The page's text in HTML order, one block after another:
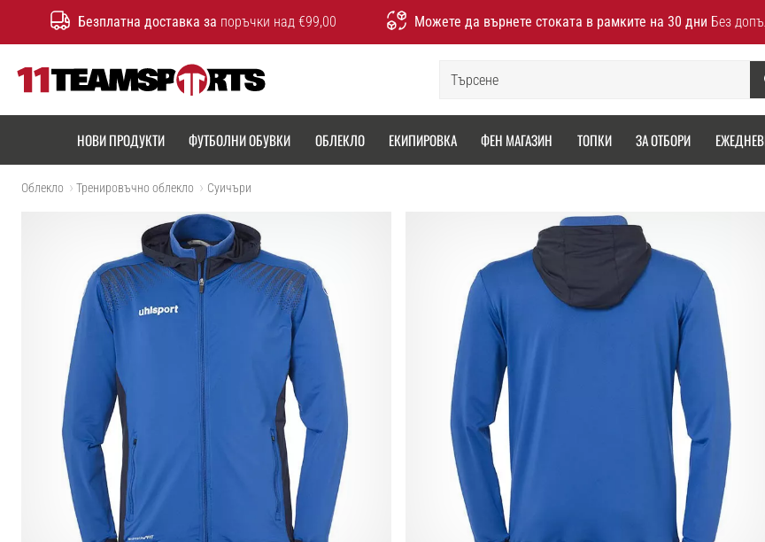
Безплатна доставка за поръчки над €99,00 Можете да върнете стоката в рамките на 30 дни Без
НОВИ ПРОДУКТИ ФУТБОЛНИ ОБУВКИ ОБЛЕКЛО ЕКИПИРОВКА ФЕН МАГАЗИН ТОПКИ ЗА ОТБОРИ
Облекло Тренировъчно облекло Cуичъри